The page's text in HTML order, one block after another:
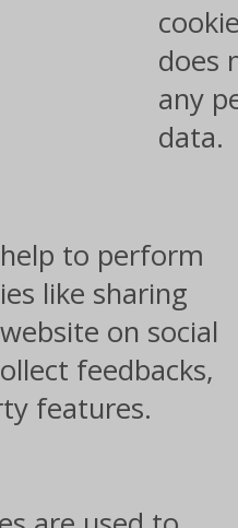
does
any
data.
to perform
like sharing
on social
feedbacks,
features.